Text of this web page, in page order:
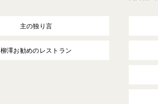
主の独り言
柳澤お勧めのレストラン